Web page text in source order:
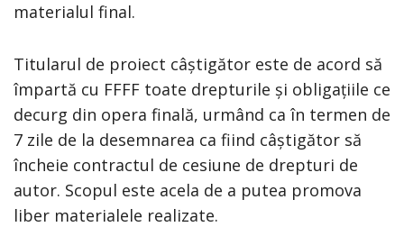
materialul final.
Titularul de proiect câștigător este de acord să
împartă cu FFFF toate drepturile și obligațiile ce
decurg din opera finală, urmând ca în termen de
7 zile de la desemnarea ca fiind câștigător să
încheie contractul de cesiune de drepturi de
autor. Scopul este acela de a putea promova
liber materialele realizate.